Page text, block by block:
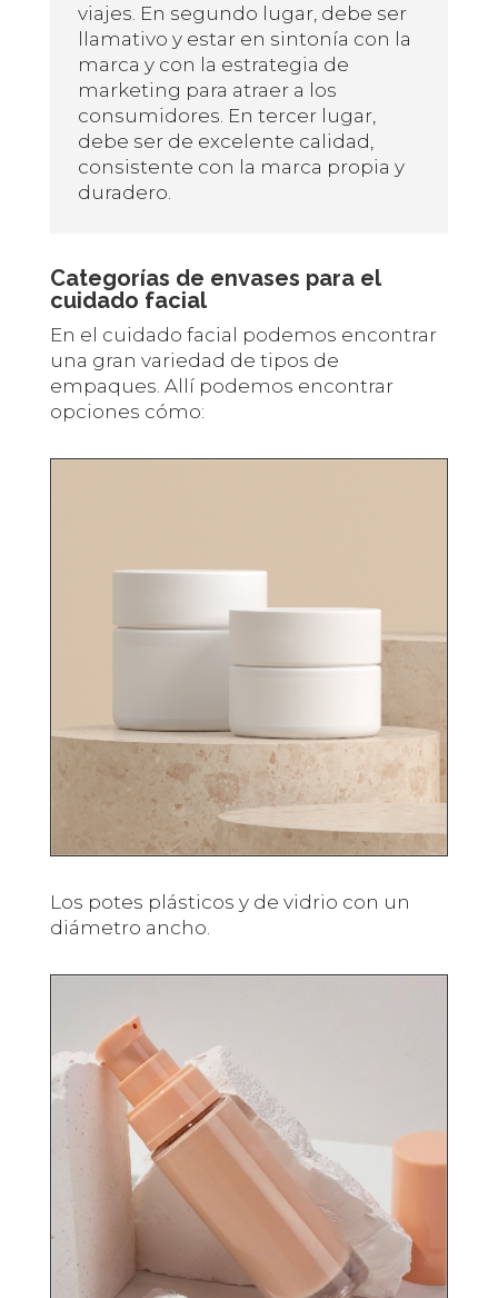
viajes. En segundo lugar, debe ser
llamativo y estar en sintonía con la
marca y con la estrategia de
marketing para atraer a los
consumidores. En tercer lugar,
debe ser de excelente calidad,
consistente con la marca propia y
duradero.
Categorías de envases para el
cuidado facial
En el cuidado facial podemos encontrar
una gran variedad de tipos de
empaques. Allí podemos encontrar
opciones cómo:
Los potes plásticos y de vidrio con un
diámetro ancho.